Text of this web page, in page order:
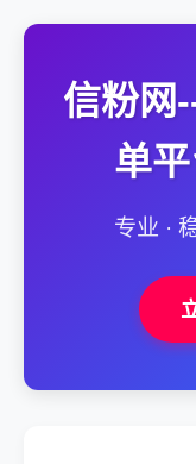
信粉网
单
专业 ·